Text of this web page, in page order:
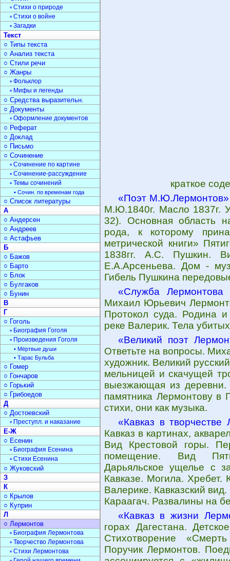
краткое
«Поэт М.Ю.Лермонтов»
М.Ю.1840г. Масло 1837г.
32). Основная область
рода, к которому
метрической книги»
1838гг. А.С. Пушкин.
Е.А.Арсеньева. Дом -
Гибель Пушкина
«Служба Лермонтова
Михаил Юрьевич
Протокол суда. Родина
реке Валерик. Тела
«Великий поэт
Ответьте на вопросы.
художник. Великий
мельницей и скачущей
выезжающая из
памятника Лермонтову в
стихи, они как музыка.
«Кавказ в творчестве
Кавказ в картинах,
Вид Крестовой горы.
помещение. Вид
Дарьяльское ущелье с
Кавказе. Могила. Хребет.
Валерике. Кавказский
Караагач. Развалины на
«Кавказ в жизни
горах Дагестана.
Стихотворение
Поручик Лермонтов.
▫ Стихи о природе
▫ Стихи о войне
▫ Загадки
Текст
○ Типы текста
○ Анализ текста
○ Стили речи
○ Жанры
▫ Фольклор
▫ Мифы и легенды
○ Средства выразительн.
○ Документы
▫ Оформление документов
○ Реферат
○ Доклад
○ Письмо
○ Сочинение
▫ Сочинение по картине
▫ Сочинение-рассуждение
▫ Темы сочинений
• Сочин. по временам года
○ Список литературы
А
○ Андерсен
○ Андреев
○ Астафьев
Б
○ Бажов
○ Барто
○ Блок
○ Булгаков
○ Бунин
В
Г
○ Гоголь
▫ Биография Гоголя
▫ Произведения Гоголя
• Мёртвые души
• Тарас Бульба
○ Гомер
○ Гончаров
○ Горький
○ Грибоедов
Д
○ Достоевский
▫ Преступл. и наказание
Е-Ж
○ Есенин
▫ Биография Есенина
▫ Стихи Есенина
○ Жуковский
З
К
○ Крылов
○ Куприн
Л
○ Лермонтов
▫ Биография Лермонтова
▫ Творчество Лермонтова
▫ Стихи Лермонтова